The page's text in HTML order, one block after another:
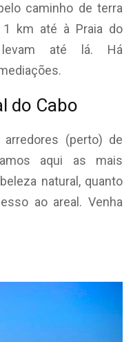
caminho de terra
1 km até à Praia do
até lá. Há
do Cabo
(perto) de
aqui as mais
natural, quanto
ao areal. Venha